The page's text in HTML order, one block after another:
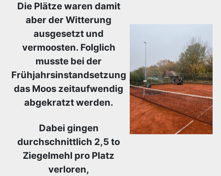
Die Plätze waren damit
aber der Witterung
ausgesetzt und
vermoosten. Folglich
musste bei der
Frühjahrsinstandsetzung
das Moos zeitaufwendig
abgekratzt werden.
Dabei gingen
durchschnittlich 2,5 to
Ziegelmehl pro Platz
verloren,